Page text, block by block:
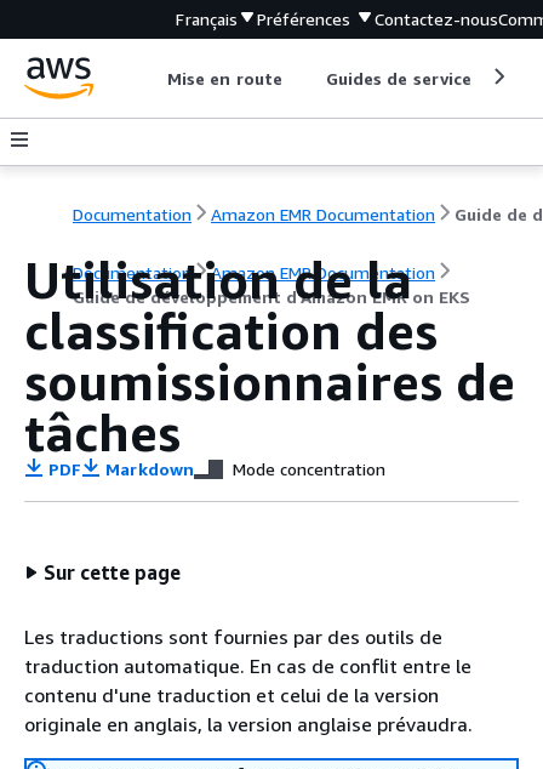
Français Préférences Contactez-nous
Mise en route Guides de service
Documentation Amazon EMR Documentation
Documentation
Amazon EMR Documentation
Guide de développement d'Amazon EMR on EKS
Utilisation de la
classification des
soumissionnaires de
tâches
PDF Markdown Mode concentration
Sur cette page
Les traductions sont fournies par des outils de
traduction automatique. En cas de conflit entre le
contenu d'une traduction et celui de la version
originale en anglais, la version anglaise prévaudra.